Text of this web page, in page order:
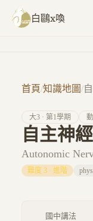
跳至主要內容
白鷗x喚
首頁/知識地圖/
大3 · 第1學期
自主神
Autonomic
難度 3 · 進階
國中講法